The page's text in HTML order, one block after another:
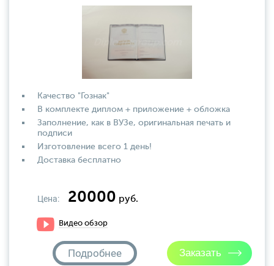
Качество "Гознак"
В комплекте диплом + приложение + обложка
Заполнение, как в ВУЗе, оригинальная печать и
подписи
Изготовление всего 1 день!
Доставка бесплатно
Цена: 20000 руб.
Видео обзор
Подробнее